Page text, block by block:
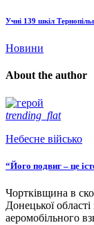
Учні 139 шкіл
Новини
About the author
trending_flat
Небесне військо
“Його подвиг – це
Чортківщина в
Донецької
аеромобільного